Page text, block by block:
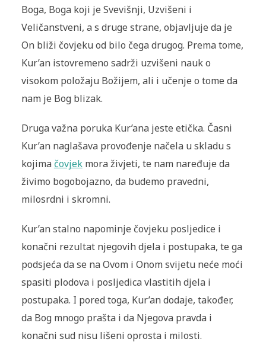
Boga, Boga koji je Svevišnji, Uzvišeni i
Veličanstveni, a s druge strane, objavljuje da je
On bliži čovjeku od bilo čega drugog. Prema tome,
Kur’an istovremeno sadrži uzvišeni nauk o
visokom položaju Božijem, ali i učenje o tome da
nam je Bog blizak.
Druga važna poruka Kur’ana jeste etička. Časni
Kur’an naglašava provođenje načela u skladu s
kojima čovjekmora živjeti, te nam naređuje da
živimo bogobojazno, da budemo pravedni,
milosrdni i skromni.
Kur’an stalno napominje čovjeku posljedice i
konačni rezultat njegovih djela i postupaka, te ga
podsjeća da se na Ovom i Onom svijetu neće moći
spasiti plodova i posljedica vlastitih djela i
postupaka. I pored toga, Kur’an dodaje, također,
da Bog mnogo prašta i da Njegova pravda i
konačni sud nisu lišeni oprosta i milosti.